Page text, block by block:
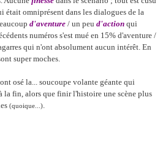
était omniprésent dans les dialogues de la
d'aventure / un peu d'action qui
numéros s'est mué en 15% d'aventure /
qui n'ont absolument aucun intérêt. En
super moches.
osé la... soucoupe volante géante qui
la fin, alors que finir l'histoire une scène plus
(quoique...).